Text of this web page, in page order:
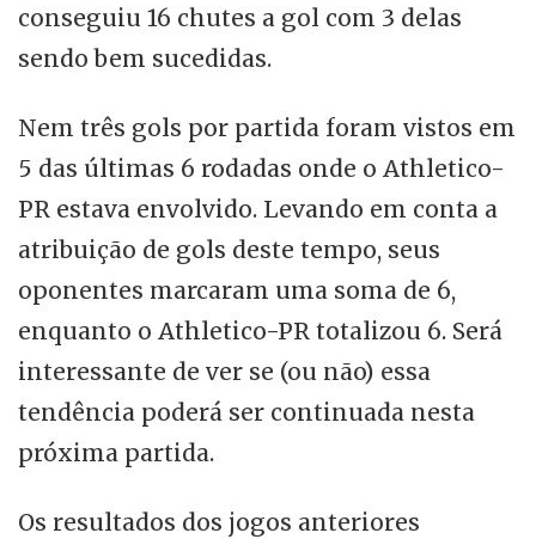
conseguiu 16 chutes a gol com 3 delas
sendo bem sucedidas.
Nem três gols por partida foram vistos em
5 das últimas 6 rodadas onde o Athletico-
PR estava envolvido. Levando em conta a
atribuição de gols deste tempo, seus
oponentes marcaram uma soma de 6,
enquanto o Athletico-PR totalizou 6. Será
interessante de ver se (ou não) essa
tendência poderá ser continuada nesta
próxima partida.
Os resultados dos jogos anteriores